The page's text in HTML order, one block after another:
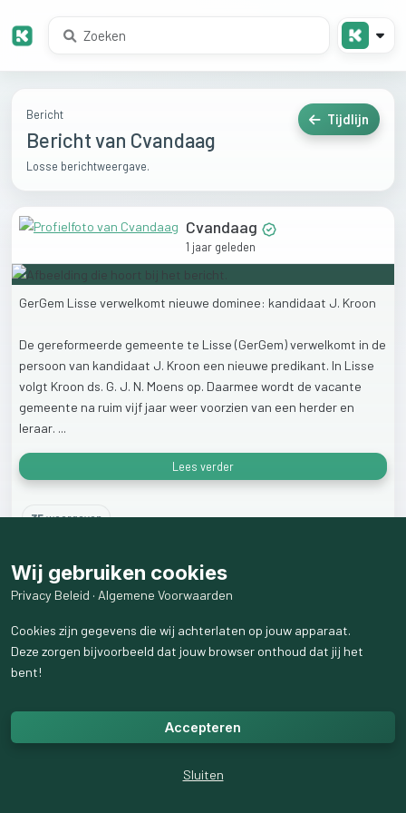
Bericht
Bericht van Cvandaag
Losse berichtweergave.
Tijdlijn
Cvandaag
1 jaar geleden
GerGem Lisse verwelkomt nieuwe dominee: kandidaat J. Kroon
De gereformeerde gemeente te Lisse (GerGem)verwelkomt in de
persoon van kandidaat J. Kroon een nieuwe predikant. In Lisse
volgt Kroon ds. G. J. N. Moens op. Daarmee wordt de vacante
gemeente na ruim vijf jaarweervoorzien van een herder en
leraar. ...
Lees verder
35weergaven
Wij gebruiken cookies
Privacy Beleid · Algemene Voorwaarden
Cookies zijn gegevens die wij achterlaten op jouw apparaat.
Deze zorgen bijvoorbeeld dat jouw browser onthoud dat jij het
bent!
Accepteren
Sluiten